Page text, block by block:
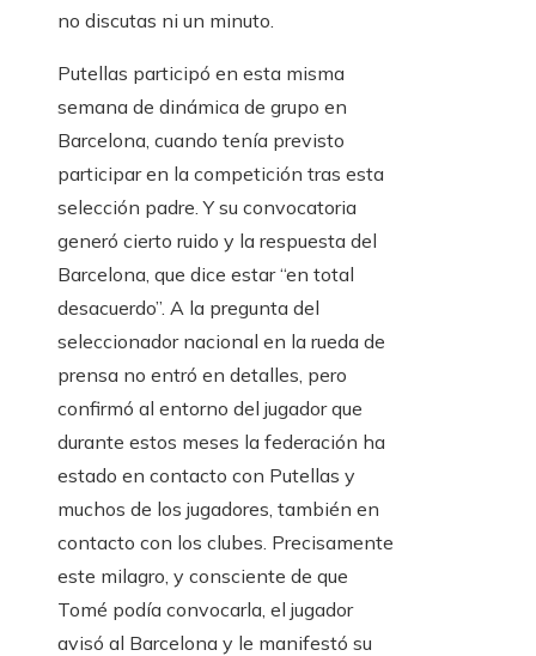
no discutas ni un minuto.
Putellas participó en esta misma
semana de dinámica de grupo en
Barcelona, ​​cuando tenía previsto
participar en la competición tras esta
selección padre. Y su convocatoria
generó cierto ruido y la respuesta del
Barcelona, ​​que dice estar “en total
desacuerdo”. A la pregunta del
seleccionador nacional en la rueda de
prensa no entró en detalles, pero
confirmó al entorno del jugador que
durante estos meses la federación ha
estado en contacto con Putellas y
muchos de los jugadores, también en
contacto con los clubes. Precisamente
este milagro, y consciente de que
Tomé podía convocarla, el jugador
avisó al Barcelona y le manifestó su